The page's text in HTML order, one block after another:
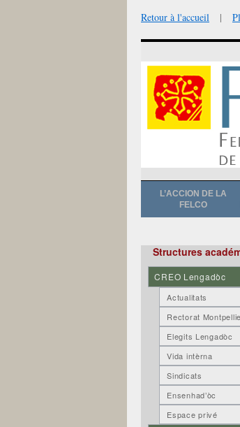
Retour à l'accueil |
contenu
L’ACCION DE LA
FELCO
Structures
CREO Lengadòc
Actualitats
Rectorat
Elegits Lengadòc
Vida intèrna
Sindicats
Ensenhad’òc
Espace privé